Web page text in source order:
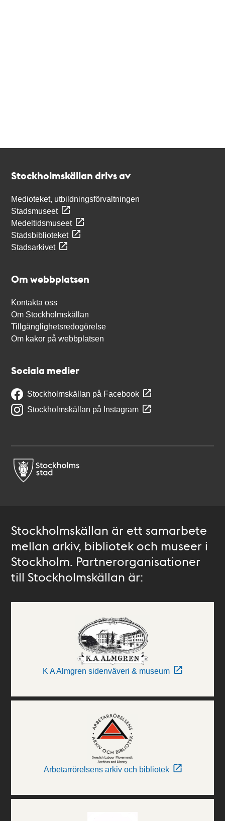
Stockholmskällan drivs av
Medioteket, utbildningsförvaltningen
Stadsmuseet
Medeltidsmuseet
Stadsbiblioteket
Stadsarkivet
Om webbplatsen
Kontakta oss
Om Stockholmskällan
Tillgänglighetsredogörelse
Om kakor på webbplatsen
Sociala medier
Stockholmskällan på Facebook
Stockholmskällan på Instagram
Stockholmskällan är ett samarbete
mellan arkiv, bibliotek och museer i
Stockholm. Partnerorganisationer
till Stockholmskällan är:
K A Almgren sidenväveri & museum
Arbetarrörelsens arkiv och bibliotek